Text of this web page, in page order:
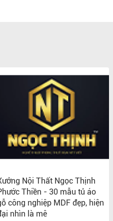
Nội Thất Ngọc Thịnh
Thiền - 30 mẫu tủ áo
công nghiệp MDF đẹp, hiện
nhìn là mê